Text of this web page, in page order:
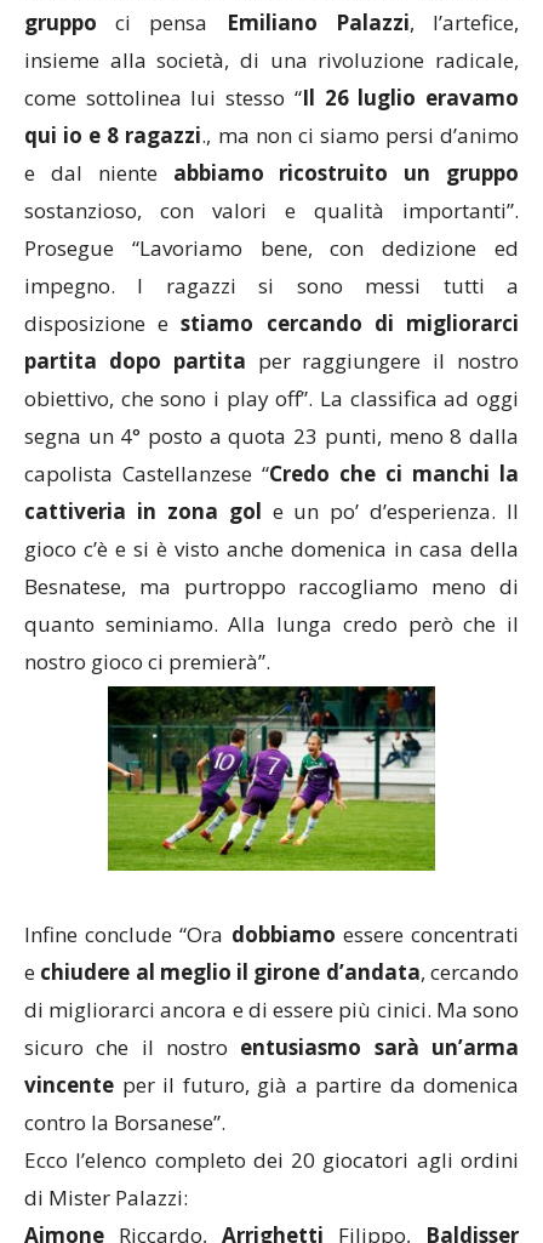
gruppo ci pensa Emiliano Palazzi, l’artefice,
insieme alla società, di una rivoluzione radicale,
come sottolinea lui stesso “Il 26 luglio eravamo
qui io e 8 ragazzi., ma non ci siamo persi d’animo
e dal niente abbiamo ricostruito un gruppo
sostanzioso, con valori e qualità importanti”.
Prosegue “Lavoriamo bene, con dedizione ed
impegno. I ragazzi si sono messi tutti a
disposizione estiamo cercando di migliorarci
partita dopo partita per raggiungere il nostro
obiettivo, che sono i play off”. La classifica ad oggi
segna un 4° posto a quota 23 punti, meno 8 dalla
capolista Castellanzese “Credo che ci manchi la
cattiveria in zona gol e un po’ d’esperienza. Il
gioco c’è e si è visto anche domenica in casa della
Besnatese, ma purtroppo raccogliamo meno di
quanto seminiamo. Alla lunga credo però che il
nostro gioco ci premierà”.
Infine conclude “Ora dobbiamo essere concentrati
e chiudere al meglio il girone d’andata, cercando
di migliorarci ancora e di essere più cinici. Ma sono
sicuro che il nostro entusiasmo sarà un’arma
vincente per il futuro, già a partire da domenica
contro la Borsanese”.
Ecco l’elenco completo dei 20 giocatori agli ordini
di Mister Palazzi:
Aimone Riccardo, Arrighetti Filippo, Baldisser